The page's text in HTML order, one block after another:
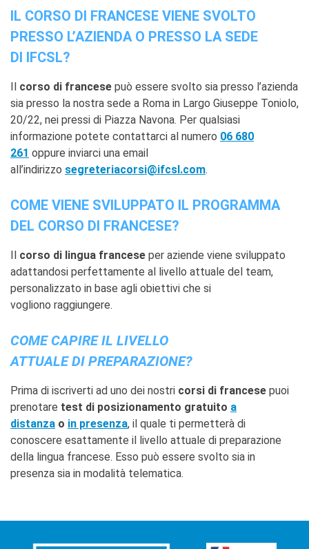
IL CORSO DI FRANCESE VIENE SVOLTO
PRESSO L’AZIENDA O PRESSO LA SEDE
DI IFCSL?
Il corso di francese può essere svolto sia presso l’azienda
sia presso la nostra sede a Roma in Largo Giuseppe Toniolo,
20/22, nei pressi di Piazza Navona. Per qualsiasi
informazione potete contattarci al numero 06 680
261 oppure inviarci una email
all’indirizzo segreteriacorsi@ifcsl.com.
COME VIENE SVILUPPATO IL PROGRAMMA
DEL CORSO DI FRANCESE?
Il corso di lingua francese per aziende viene sviluppato
adattandosi perfettamente al livello attuale del team,
personalizzato in base agli obiettivi che si
vogliono raggiungere.
COME CAPIRE IL LIVELLO
ATTUALE DI PREPARAZIONE?
Prima di iscriverti ad uno dei nostri corsi di francese puoi
prenotare test di posizionamento gratuito a
distanza o in presenza, il quale ti permetterà di
conoscere esattamente il livello attuale di preparazione
della lingua francese. Esso può essere svolto sia in
presenza sia in modalità telematica.